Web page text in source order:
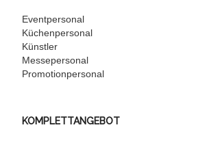
Eventpersonal
Küchenpersonal
Künstler
Messepersonal
Promotionpersonal
KOMPLETTANGEBOT